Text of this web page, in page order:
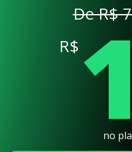
De R$
R$
no